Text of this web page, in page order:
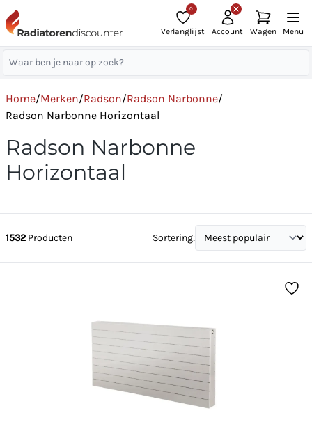
0
Verlanglijst Account Wagen Menu
Home/Merken/Radson/Radson Narbonne/
Radson Narbonne Horizontaal
Radson Narbonne
Horizontaal
1532 Producten Sortering: